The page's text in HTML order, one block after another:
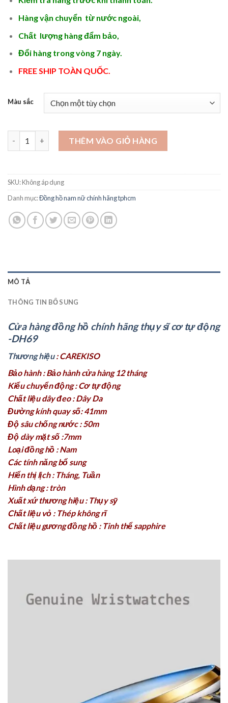
là:
1.750.000 ₫.
tại
là:
Hàng vận chuyển từ nước ngoài,
Chất lượng hàng đẩm bảo,
Đổi hàng trong vòng 7 ngày.
FREE SHIP TOÀN QUỐC.
Màu sắc
Cửa hàng đồng hồ chính hãng thụy sĩ cơ tự động -DH69 số
THÊM VÀO GIỎ HÀNG
SKU:Không áp dụng
Danh mục:Đồng hồ nam nữ chính hãng tphcm
MÔ TẢ
THÔNG TIN BỔ SUNG
Cửa hàng đồng hồ chính hãng thụy sĩ cơ tự động
-DH69
Thương hiệu: CAREKISO
Bảo hành : Bảo hành cửa hàng 12 tháng
Kiểu chuyển động : Cơ tự động
Chất liệu dây đeo : Dây Da
Đường kính quay số: 41mm
Độ sâu chống nước : 50m
Độ dày mặt số :7mm
Loại đồng hồ : Nam
Các tính năng bổ sung
Hiển thị lịch : Tháng, Tuần
Hình dạng : tròn
Xuất xứ thương hiệu : Thụy sỹ
Chất liệu vỏ : Thép không rĩ
Chất liệu gương đồng hồ : Tinh thể sapphire